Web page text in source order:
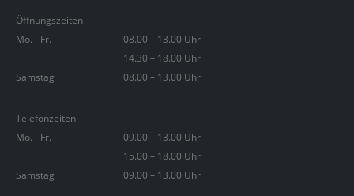
Öffnungszeiten
Mo. - Fr.
08.00 – 13.00 Uhr
14.30 – 18.00 Uhr
Samstag
08.00 – 13.00 Uhr
Telefonzeiten
Mo. - Fr.
09.00 – 13.00 Uhr
15.00 – 18.00 Uhr
Samstag
09.00 – 13.00 Uhr